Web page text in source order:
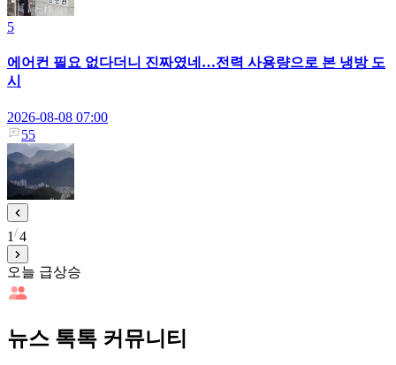
5
에어컨 필요 없다더니 진짜였네…전력 사용량으로 본 냉방 도
시
2026-08-08 07:00
55
1 4
오늘 급상승
뉴스 톡톡 커뮤니티